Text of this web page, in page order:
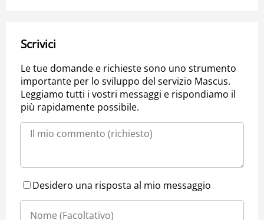
Scrivici
Le tue domande e richieste sono uno strumento
importante per lo sviluppo del servizio Mascus.
Leggiamo tutti i vostri messaggi e rispondiamo il
più rapidamente possibile.
Desidero una risposta al mio messaggio